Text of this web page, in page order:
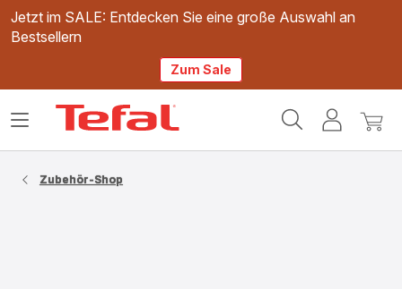
Jetzt im SALE: Entdecken Sie eine große Auswahl an
Bestsellern
Zum Sale
Mein
Mein
Das
Zubehör-Shop